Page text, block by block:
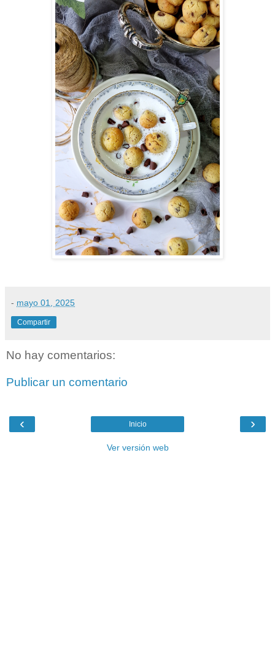
- mayo 01, 2025
Compartir
No hay comentarios:
Publicar un comentario
‹ ›
Inicio
Ver versión web